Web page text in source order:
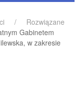
Rozwiązane
Gabinetem
w zakresie